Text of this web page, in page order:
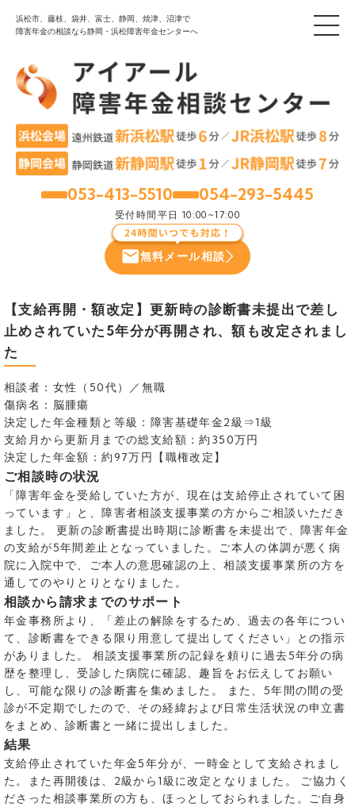
浜松市、藤枝、袋井、富士、静岡、焼津、沼津で
障害年金の相談なら静岡・浜松障害年金センターへ
053-413-5510 054-293-5445
受付時間 平日 10:00~17:00
無料メール相談
【支給再開・額改定】更新時の診断書未提出で差し
止めされていた5年分が再開され、額も改定されまし
た
相談者：女性（50代）／無職
傷病名：脳腫瘍
決定した年金種類と等級：障害基礎年金2級⇒1級
支給月から更新月までの総支給額：約350万円
決定した年金額：約97万円【職権改定】
ご相談時の状況
「障害年金を受給していた方が、現在は支給停止されていて困
っています」と、障害者相談支援事業の方からご相談いただき
ました。 更新の診断書提出時期に診断書を未提出で、障害年金
の支給が5年間差止となっていました。ご本人の体調が悪く病
院に入院中で、ご本人の意思確認の上、相談支援事業所の方を
通してのやりとりとなりました。
相談から請求までのサポート
年金事務所より、「差止の解除をするため、過去の各年につい
て、診断書をできる限り用意して提出してください」との指示
がありました。 相談支援事業所の記録を頼りに過去5年分の病
歴を整理し、受診した病院に確認、趣旨をお伝えしてお願い
し、可能な限りの診断書を集めました。 また、5年間の間の受
診が不定期でしたので、その経緯および日常生活状況の申立書
をまとめ、診断書と一緒に提出しました。
結果
支給停止されていた年金5年分が、一時金として支給されまし
た。また再開後は、2級から1級に改定となりました。 ご協力く
ださった相談事業所の方も、ほっとしておられました。ご自身